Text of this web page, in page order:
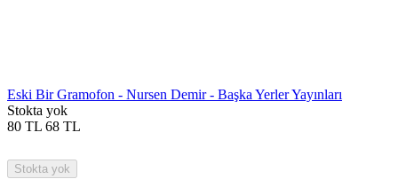
Eski Bir Gramofon - Nursen Demir - Başka Yerler Yayınları
Stokta yok
80 TL 68 TL
Stokta yok